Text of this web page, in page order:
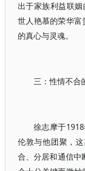
出于家族利益联
世人艳慕的荣华
的真心与灵魂。
三：性情不合
徐志摩于
伦敦与他团聚，
合、分居和通信中